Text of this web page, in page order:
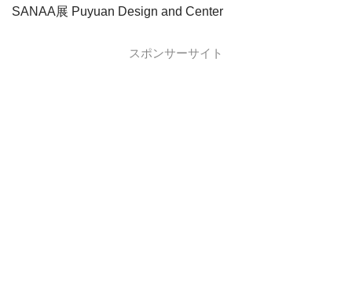
SANAA展 Puyuan Design and Center
スポンサーサイト